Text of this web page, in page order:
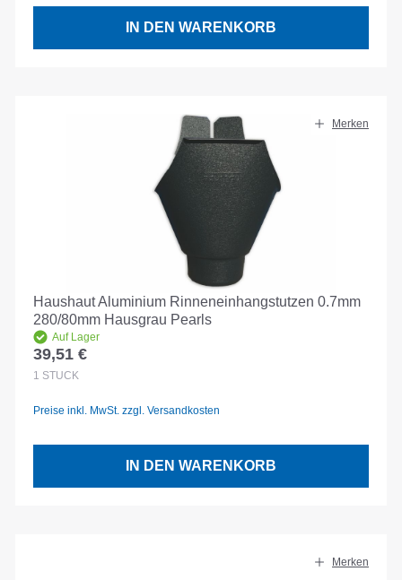
IN DEN WARENKORB
Merken
Haushaut Aluminium Rinneneinhangstutzen 0.7mm
280/80mm Hausgrau Pearls
Auf Lager
Regulärer Preis:
39,51 €
1 STÜCK
Preise inkl. MwSt. zzgl. Versandkosten
IN DEN WARENKORB
Merken